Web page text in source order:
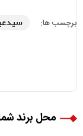
برچسب ها:
محل برند